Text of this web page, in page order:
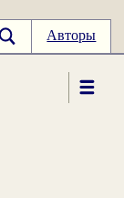
Авторы